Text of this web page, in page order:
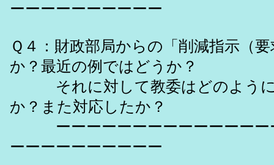
ーーーーーーーーーー
Ｑ４：財政部局からの「削減指示（
か？最近の例ではどうか？
それに対して教委はどのように
か？また対応したか？
ーーーーーーーーーーーーーー
ーーーーーーーーーー